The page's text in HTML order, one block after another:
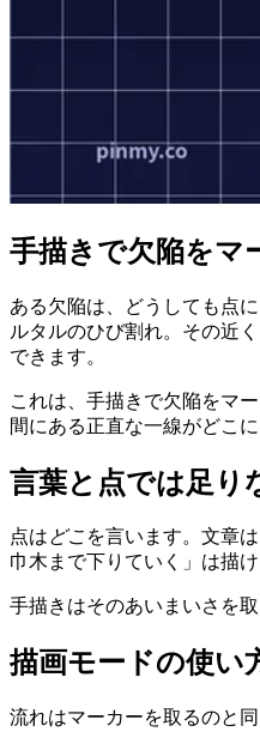
手描きで欠陥をマ
ある欠陥は、どうしても点
ルタルのひび割れ。その近
できます。
これは、手描きで欠陥をマ
間にある正直な一線がどこに
言葉と点では足り
点はどこ を言います。文章は
巾木まで下りていく」は描
手描きはそのあいまいさを
描画モードの使い
流れはマーカーを取るのと